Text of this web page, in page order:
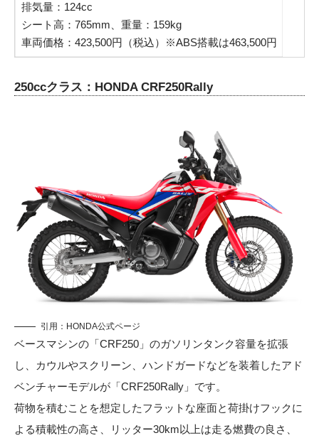
排気量：124cc
シート高：765mm、重量：159kg
車両価格：423,500円（税込）※ABS搭載は463,500円
250ccクラス：HONDA CRF250Rally
引用： HONDA公式ページ
ベースマシンの「CRF250」のガソリンタンク容量を拡張
し、カウルやスクリーン、ハンドガードなどを装着したアド
ベンチャーモデルが「CRF250Rally」です。
荷物を積むことを想定したフラットな座面と荷掛けフックに
よる積載性の高さ、リッター30km以上は走る燃費の良さ、